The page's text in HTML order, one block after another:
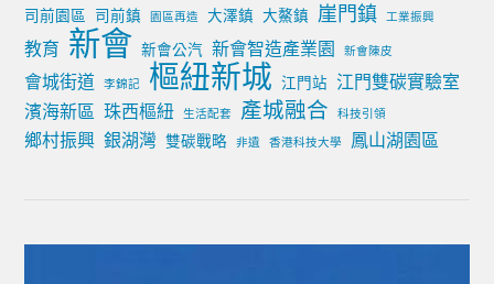
司前園區 司前鎮 園區再造 大澤鎮 大鰲鎮 崖門鎮 工業振興
教育 新會 新會公汽 新會智造產業園 新會陳皮
會城街道 李錦記 樞紐新城 江門站
江門雙碳實驗室
濱海新區 珠西樞紐 生活配套 產城融合 科技引領
鄉村振興 銀湖灣 雙碳戰略 非遺 香港科技大學 鳳山湖園區